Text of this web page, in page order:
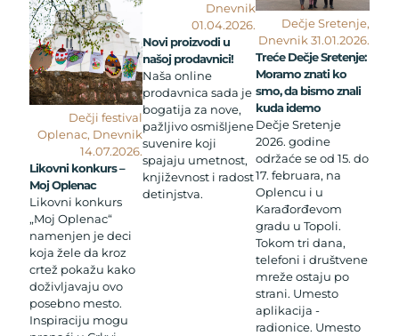
Dečji festival
Oplenac, Dnevnik
14.07.2026.
Likovni konkurs –
Moj Oplenac
Likovni konkurs
„Moj Oplenac“
namenjen je deci
koja žele da kroz
crtež pokažu kako
doživljavaju ovo
posebno mesto.
Inspiraciju mogu
Dnevnik
01.04.2026.
Novi proizvodi u
našoj prodavnici!
Naša online
prodavnica sada je
bogatija za nove,
pažljivo osmišljene
suvenire koji
spajaju umetnost,
književnost i radost
detinjstva.
Dečje Sretenje,
Dnevnik 31.01.2026.
Treće Dečje Sretenje:
Moramo znati ko
smo, da bismo znali
kuda idemo
Dečje Sretenje
2026. godine
održaće se od 15. do
17. februara, na
Oplencu i u
Karađorđevom
gradu u Topoli.
Tokom tri dana,
telefoni i društvene
mreže ostaju po
strani. Umesto
aplikacija -
radionice. Umesto